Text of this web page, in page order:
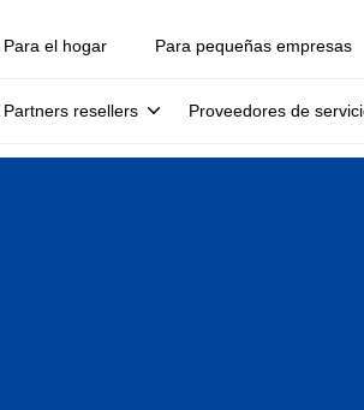
Para el hogar Para pequeñas empresas
Partners resellers Proveedores de